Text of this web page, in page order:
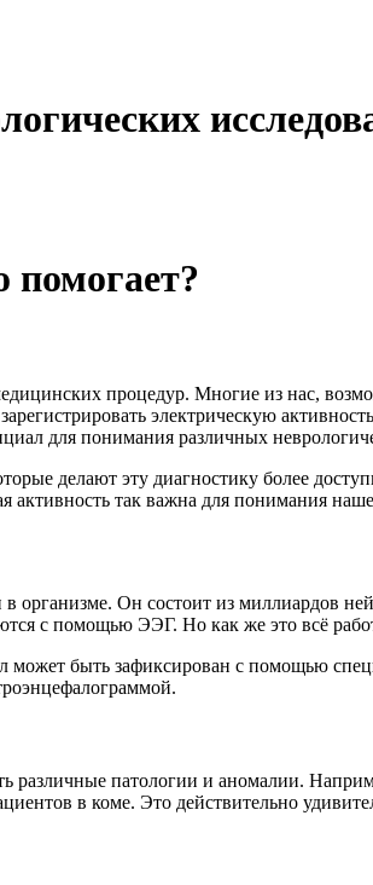
помогает?
процедур. Многие из нас,
электрическую
для понимания различных
делают эту диагностику более
активность так важна для понимания
организме. Он состоит из миллиардов
с помощью ЭЭГ. Но как же это всё
может быть зафиксирован с помощью
различные патологии и аномалии.
в коме. Это действительно